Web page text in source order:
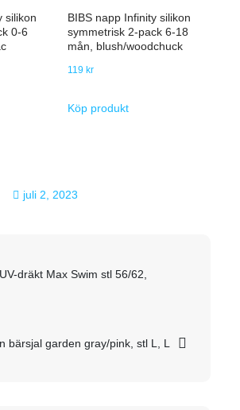
silikon
0-6
BIBS napp Infinity silikon
symmetrisk 2-pack 6-18
mån, blush/woodchuck
119kr
Köp produkt
juli 2, 2023
dräkt Max Swim stl 56/62,
bärsjal garden gray/pink, stl L, L